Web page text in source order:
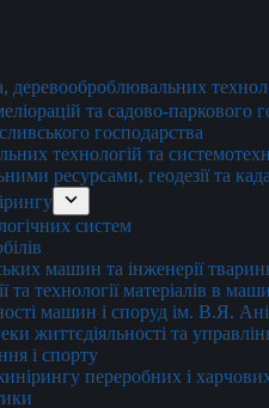
деревооброблювальних
та садово-паркового
господарства
технологій та
ресурсами, геодезії та
систем
машин та інженерії
та технології матеріалів в
машин і споруд ім. В.Я.
життєдіяльності та
і спорту
переробних і